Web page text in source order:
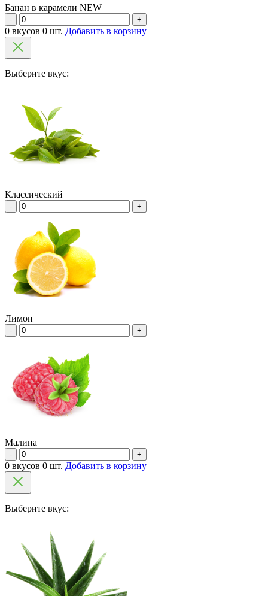
Банан в карамели NEW
- +
0 вкусов 0 шт. Добавить в корзину
Выберите вкус:
Классический
- +
Лимон
- +
Малина
- +
0 вкусов 0 шт. Добавить в корзину
Выберите вкус: